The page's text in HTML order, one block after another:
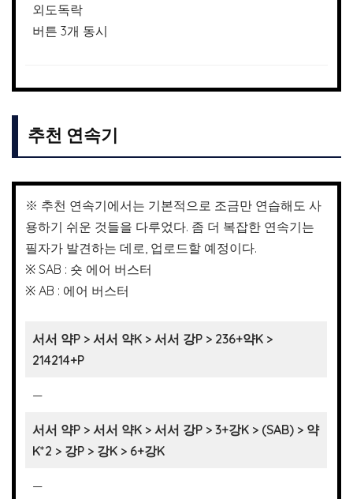
외도독락
버튼 3개 동시
추천 연속기
※ 추천 연속기에서는 기본적으로 조금만 연습해도 사
용하기 쉬운 것들을 다루었다. 좀 더 복잡한 연속기는
필자가 발견하는 데로, 업로드할 예정이다.
※ SAB : 숏 에어 버스터
※ AB : 에어 버스터
서서 약P > 서서 약K > 서서 강P > 236+약K >
214214+P
—
서서 약P > 서서 약K > 서서 강P > 3+강K > (SAB) > 약
K*2 > 강P > 강K > 6+강K
—